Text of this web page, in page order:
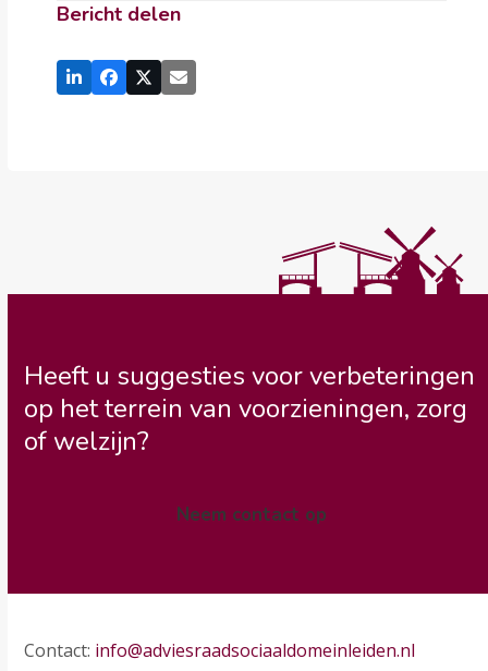
Bericht delen
Heeft u suggesties voor verbeteringen
op het terrein van voorzieningen, zorg
of welzijn?
Neem contact op
Contact: info@adviesraadsociaaldomeinleiden.nl